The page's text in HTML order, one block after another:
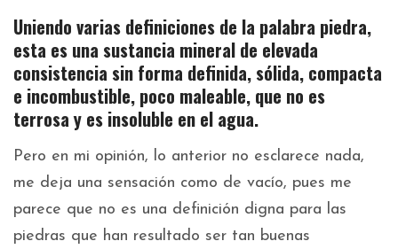
Uniendo varias definiciones de la palabra piedra,
esta es una sustancia mineral de elevada
consistencia sin forma definida, sólida, compacta
e incombustible, poco maleable, que no es
terrosa y es insoluble en el agua.
Pero en mi opinión, lo anterior no esclarece nada,
me deja una sensación como de vacío, pues me
parece que no es una definición digna para las
piedras que han resultado ser tan buenas